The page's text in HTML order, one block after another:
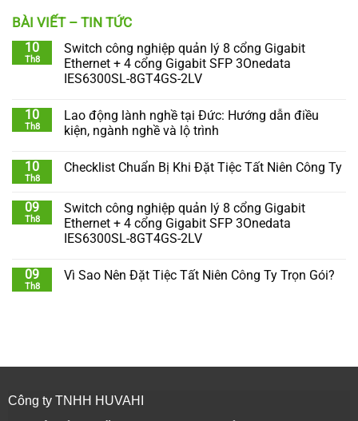
BÀI VIẾT – TIN TỨC
10
Th8
Switch công nghiệp quản lý 8 cổng Gigabit
Ethernet + 4 cổng Gigabit SFP 3Onedata
IES6300SL-8GT4GS-2LV
10
Th8
Lao động lành nghề tại Đức: Hướng dẫn điều
kiện, ngành nghề và lộ trình
10
Th8
Checklist Chuẩn Bị Khi Đặt Tiệc Tất Niên Công Ty
09
Th8
Switch công nghiệp quản lý 8 cổng Gigabit
Ethernet + 4 cổng Gigabit SFP 3Onedata
IES6300SL-8GT4GS-2LV
09
Th8
Vì Sao Nên Đặt Tiệc Tất Niên Công Ty Trọn Gói?
Công ty TNHH HUVAHI